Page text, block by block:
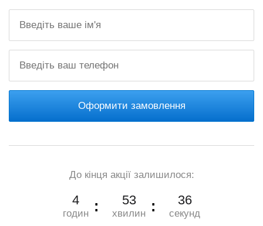
Оформити замовлення
До кінця акції залишилося:
4
годин
53
хвилин
35
секунд